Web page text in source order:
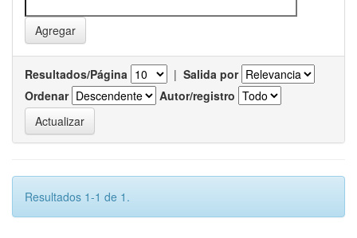
Resultados/Página | Salida por
Ordenar
Autor/registro
Resultados 1-1 de 1.